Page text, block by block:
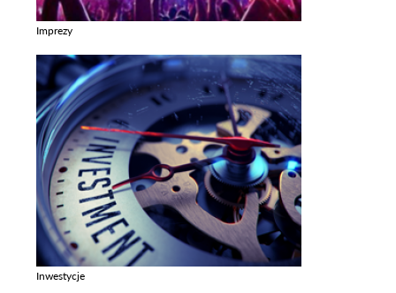
Imprezy
Inwestycje